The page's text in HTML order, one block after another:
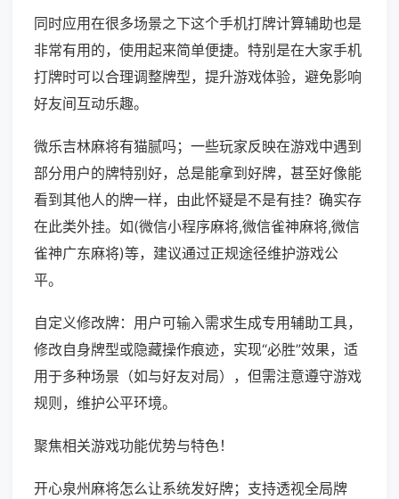
同时应用在很多场景之下这个手机打牌计算辅助也是
非常有用的，使用起来简单便捷。特别是在大家手机
打牌时可以合理调整牌型，提升游戏体验，避免影响
好友间互动乐趣。
微乐吉林麻将有猫腻吗；一些玩家反映在游戏中遇到
部分用户的牌特别好，总是能拿到好牌，甚至好像能
看到其他人的牌一样，由此怀疑是不是有挂？确实存
在此类外挂。如(微信小程序麻将,微信雀神麻将,微信
雀神广东麻将)等，建议通过正规途径维护游戏公
平。
自定义修改牌：用户可输入需求生成专用辅助工具，
修改自身牌型或隐藏操作痕迹，实现“必胜”效果，适
用于多种场景（如与好友对局），但需注意遵守游戏
规则，维护公平环境。
聚焦相关游戏功能优势与特色！
开心泉州麻将怎么让系统发好牌；支持透视全局牌